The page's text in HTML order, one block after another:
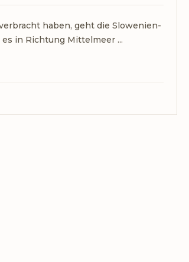
haben, geht die Slowenien-
in Richtung Mittelmeer ...